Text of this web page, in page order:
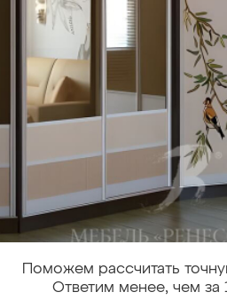
Поможем рассчитать
Ответим менее, чем за